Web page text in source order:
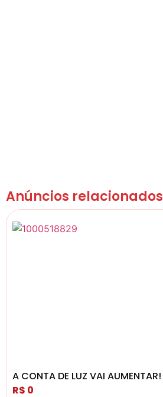
Anúncios relacionados
A CONTA DE LUZ VAI AUMENTAR!
R$ 0